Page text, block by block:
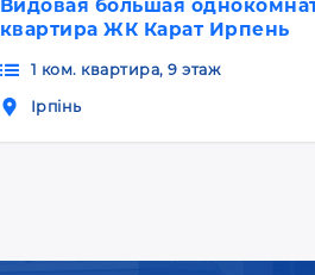
Видовая большая
квартира ЖК Карат Ирпень
1 ком. квартира, 9 этаж
Ірпінь